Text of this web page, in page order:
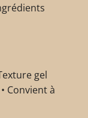
gel
Convient à